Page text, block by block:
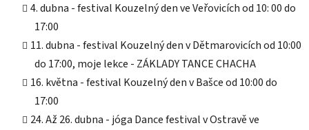
4. dubna - festival Kouzelný den ve Veřovicích od 10: 00 do
17:00
11. dubna - festival Kouzelný den v Dětmarovicích od 10:00
do 17:00, moje lekce - ZÁKLADY TANCE CHACHA
16. května - festival Kouzelný den v Bašce od 10:00 do
17:00
24. Až 26. dubna - jóga Dance festival v Ostravě ve